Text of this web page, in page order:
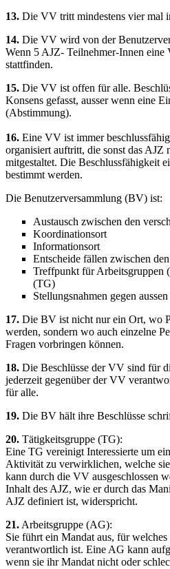
13. Die VV tritt mindestens vier mal
14. Die VV wird von der
Wenn 5 AJZ- Teilnehmer-Innen eine
stattfinden.
15. Die VV ist offen für alle.
Konsens gefasst, ausser wenn eine
(Abstimmung).
16. Eine VV ist immer
organisiert auftritt, die sonst das AJZ
mitgestaltet. Die Beschlussfähigkeit
bestimmt werden.
Die Benutzerversammlung (BV) ist:
Austausch zwischen den
Koordinationsort
Informationsort
Entscheide fällen zwischen
Treffpunkt für Arbeitsgruppen
(TG)
Stellungsnahmen gegen aussen
17. Die BV ist nicht nur ein Ort, wo
werden, sondern wo auch einzelne
Fragen vorbringen können.
18. Die Beschlüsse der VV sind für
jederzeit gegenüber der VV
für alle.
19. Die BV hält ihre Beschlüsse
20. Tätigkeitsgruppe (TG):
Eine TG vereinigt Interessierte um
Aktivität zu verwirklichen, welche
kann durch die VV ausgeschlossen
Inhalt des AJZ, wie er durch das
AJZ definiert ist, widerspricht.
21.Arbeitsgruppe (AG):
Sie führt ein Mandat aus, für
verantwortlich ist. Eine AG kann
wenn sie ihr Mandat nicht oder